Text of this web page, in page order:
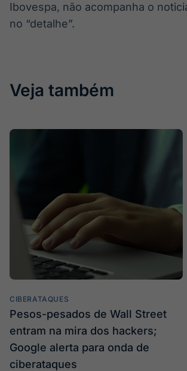
Ibovespa, não acompanha o
no “detalhe”.
Veja também
CIBERATAQUES
Pesos-pesados de Wall Street
entram na mira dos hackers;
Google alerta para onda de
ciberataques